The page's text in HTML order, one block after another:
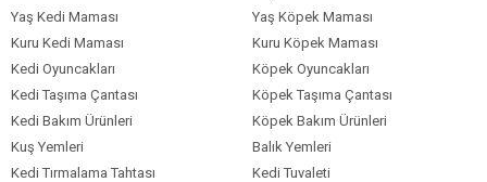
Zerdeçal Kökü %0.2
Glukozamin
Kondroitin Sülfat
Kadife Çiçeği Özü Lutein Kaynağı
Köpek Yaş
Aralığı
Yetişkin (1-7 Yaş)
Yaş Kedi Maması
Yaş Köpek Maması
Kuru Kedi Maması
Kuru Köpek Maması
Kedi Oyuncakları
Köpek Oyuncakları
Kedi Taşıma Çantası
Köpek Taşıma Çantası
Kedi Bakım Ürünleri
Köpek Bakım Ürünleri
Kuş Yemleri
Balık Yemleri
Kedi Tırmalama Tahtası
Kedi Tuvaleti